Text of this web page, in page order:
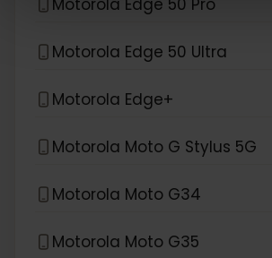
Motorola Edge 50 Ultra
Motorola Edge+
Motorola Moto G Stylus 5G
Motorola Moto G34
Motorola Moto G35